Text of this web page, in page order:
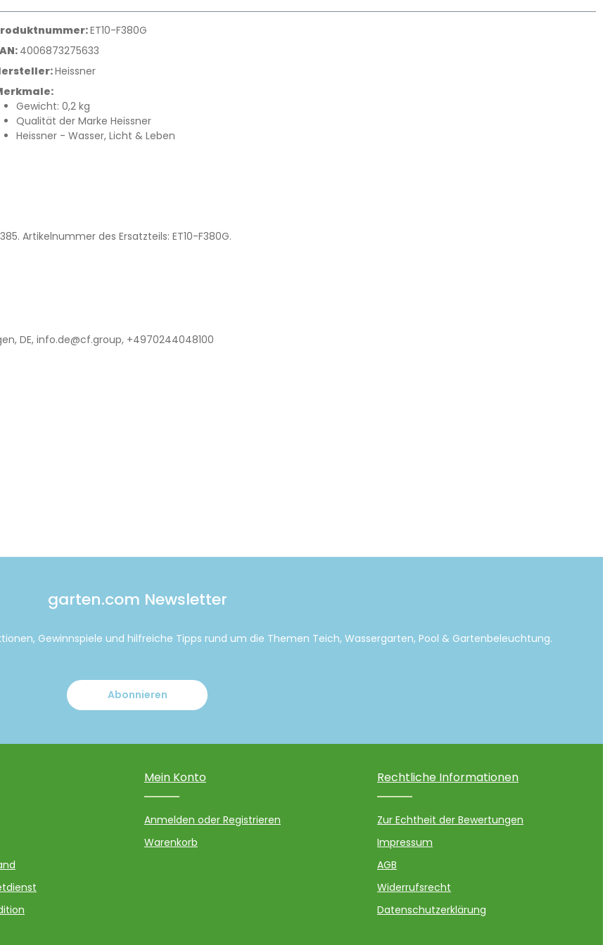
ET10-F380G
4006873275633
Heissner
Gewicht: 0,2 kg
Qualität der Marke Heissner
Heissner - Wasser, Licht & Leben
Artikelnummer des Ersatzteils: ET10-F380G.
DE, info.de@cf.group, +4970244048100
garten.com Newsletter
Gewinnspiele und hilfreiche Tipps rund um die Themen Teich, Wassergarten, Pool & Gartenbeleuchtung.
Abonnieren
Mein Konto
Anmelden oder Registrieren
Warenkorb
Rechtliche Informationen
Zur Echtheit der Bewertungen
Impressum
AGB
Widerrufsrecht
Datenschutzerklärung